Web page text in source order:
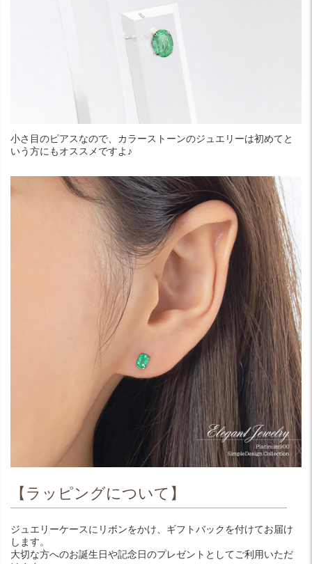
小さ目のピアスなので、カラーストーンのジュエリーは初めてと
いう方にもオススメですよ♪
【ラッピングについて】
ジュエリーケースにリボンをかけ、ギフトバックを付けてお届け
します。
大切な方へのお誕生日や記念日のプレゼントとしてご利用いただ